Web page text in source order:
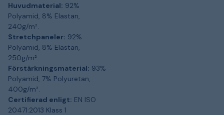
Huvudmaterial: 92%
Polyamid, 8% Elastan,
240g/m².
Stretchpaneler: 92%
Polyamid, 8% Elastan,
250g/m².
Förstärkningsmaterial: 93%
Polyamid, 7% Polyuretan,
400g/m².
Certifierad enligt: EN ISO
20471:2013 Klass 1